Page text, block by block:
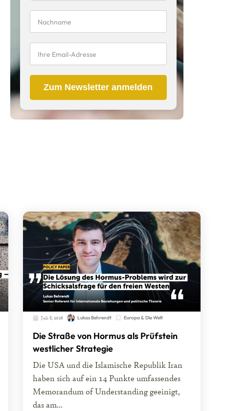
Zum Newsletter anmelden
Juli 8, 2026 Lukas Behrendt Europa & Die Welt
Die Straße von Hormus als Prüfstein
westlicher Strategie
Die USA und die Islamische Republik Iran
haben sich auf ein 14 Punkte umfassendes
Memorandum of Understanding geeinigt,
das am...